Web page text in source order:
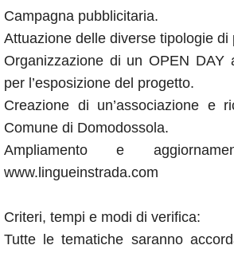
Campagna pubblicitaria.
Attuazione delle diverse tipologie di
Organizzazione di un OPEN DAY
per l’esposizione del progetto.
Creazione di un’associazione e
Comune di Domodossola.
Ampliamento e
www.lingueinstrada.com
Criteri, tempi e modi di verifica:
Tutte le tematiche saranno